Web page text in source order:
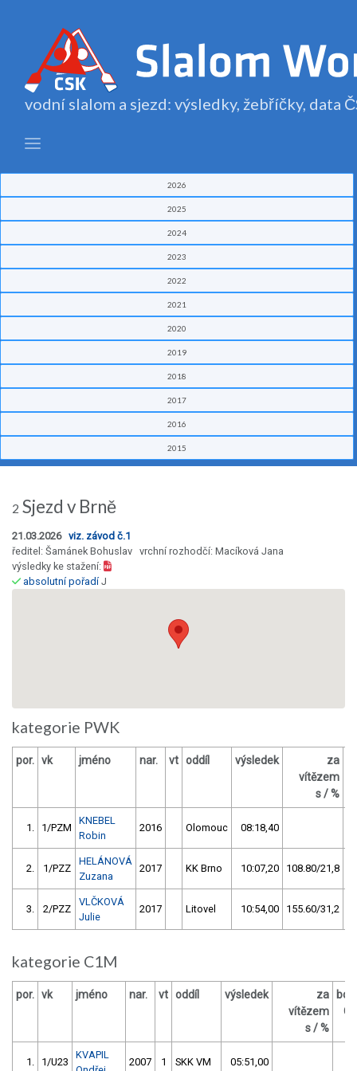
vodní slalom a sjezd: výsledky, žebříčky, data
2026
2025
2024
2023
2022
2021
2020
2019
2018
2017
2016
2015
2 Sjezd v Brně
21.03.2026 viz. závod č.1
ředitel: Šamánek Bohuslav vrchní rozhodčí: Macíková Jana
výsledky ke stažení:
absolutní pořadíJ
kategorie PWK
por. vk jméno nar. vt oddíl výsledek
za
vítězem
s / %
1. 1/PZM
KNEBEL
Robin
2016 Olomouc 08:18,40
2. 1/PZZ
HELÁNOVÁ
Zuzana
2017 KK Brno 10:07,20 108.80/21,8
3. 2/PZZ
VLČKOVÁ
Julie
2017 Litovel 10:54,00 155.60/31,2
kategorie C1M
por. vk jméno nar. vt oddíl výsledek
za
vítězem
s / %
1. 1/U23
KVAPIL
2007 1 SKK VM 05:51,00